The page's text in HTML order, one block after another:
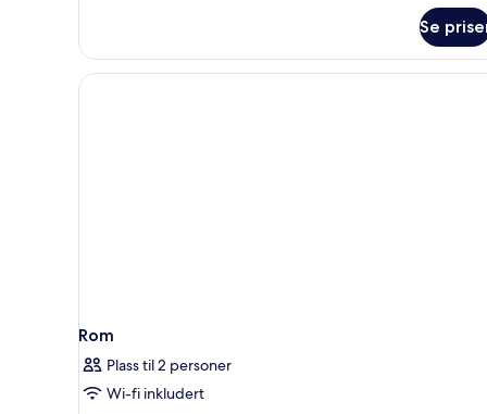
Se
Rom
Plass til 2 personer
Wi-fi inkludert